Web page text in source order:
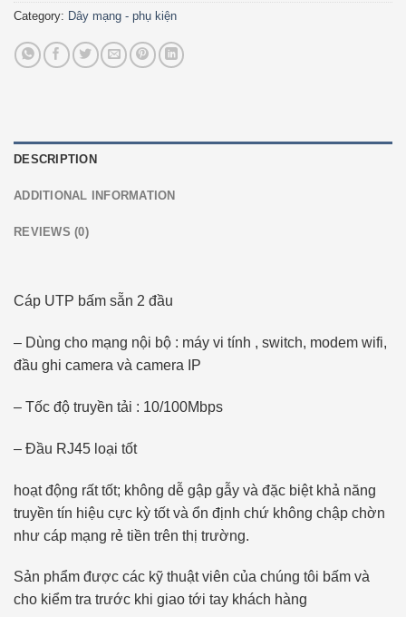
Category: Dây mạng - phụ kiện
DESCRIPTION
ADDITIONAL INFORMATION
REVIEWS (0)
Cáp UTP bấm sẵn 2 đầu
– Dùng cho mạng nội bộ : máy vi tính , switch, modem wifi,
đầu ghi camera và camera IP
– Tốc độ truyền tải : 10/100Mbps
– Đầu RJ45 loại tốt
hoạt động rất tốt; không dễ gập gẫy và đặc biệt khả năng
truyền tín hiệu cực kỳ tốt và ổn định chứ không chập chờn
như cáp mạng rẻ tiền trên thị trường.
Sản phẩm được các kỹ thuật viên của chúng tôi bấm và
cho kiểm tra trước khi giao tới tay khách hàng